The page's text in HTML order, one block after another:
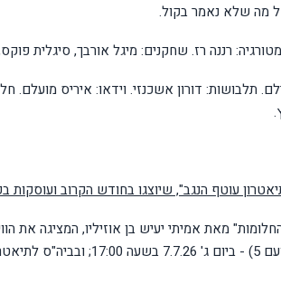
מה שלא נאמר בקול.
רננה רז. שחקנים: מיגל אורבך, סיגלית
תלבושות: דורון אשכנזי. וידאו: איריס מועלם.
עוטף הנגב", שיוצגו בחודש הקרוב ועוסקות
מאת אמיתי יעיש בן אוזיליו, המציגה את